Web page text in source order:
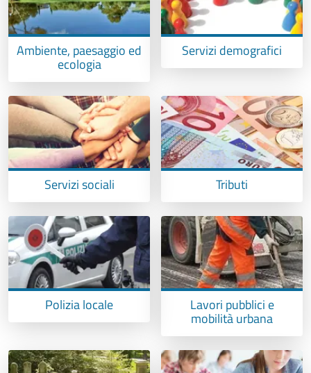
Ambiente, paesaggio ed
ecologia
Servizi demografici
Servizi sociali Tributi
Polizia locale Lavori pubblici e
mobilità urbana